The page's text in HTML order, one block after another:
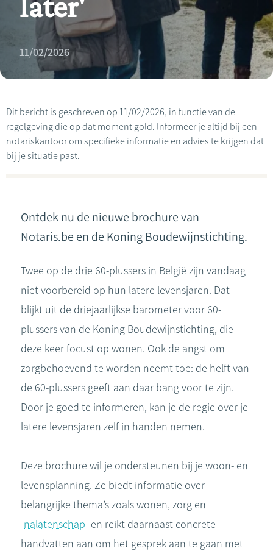
11/02/2026
Dit bericht is geschreven op 11/02/2026, in functie van de
regelgeving die op dat moment gold. Informeer je altijd bij een
notariskantoor om specifieke informatie en advies te krijgen dat
bij je situatie past.
Ontdek nu de nieuwe brochure van
Notaris.be en de Koning Boudewijnstichting.
Twee op de drie 60-plussers in België zijn vandaag
niet voorbereid op hun latere levensjaren. Dat
blijkt uit de driejaarlijkse barometer voor 60-
plussers van de Koning Boudewijnstichting, die
deze keer focust op wonen. Ook de angst om
zorgbehoevend te worden neemt toe: de helft van
de 60-plussers geeft aan daar bang voor te zijn.
Door je goed te informeren, kan je de regie over je
latere levensjaren zelf in handen nemen.
Deze brochure wil je ondersteunen bij je woon- en
levensplanning. Ze biedt informatie over
belangrijke thema’s zoals wonen, zorg en
nalatenschap en reikt daarnaast concrete
handvatten aan om het gesprek aan te gaan met